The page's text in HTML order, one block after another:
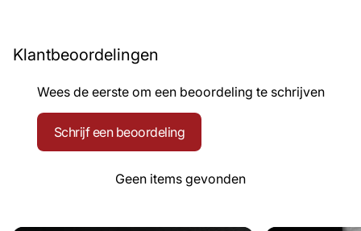
Klantbeoordelingen
Wees de eerste om een beoordeling te schrijven
Schrijf een beoordeling
Geen items gevonden